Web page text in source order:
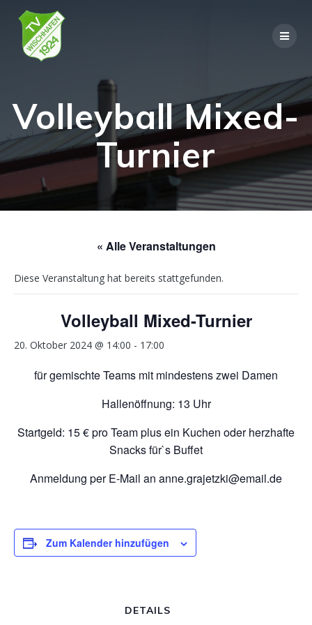
Volleyball Mixed-
Turnier
« Alle Veranstaltungen
Diese Veranstaltung hat bereits stattgefunden.
Volleyball Mixed-Turnier
20. Oktober 2024 @ 14:00 - 17:00
für gemischte Teams mit mindestens zwei Damen
Hallenöffnung: 13 Uhr
Startgeld: 15 € pro Team plus ein Kuchen oder herzhafte
Snacks für`s Buffet
Anmeldung per E-Mail an anne.grajetzki@email.de
Zum Kalender hinzufügen
DETAILS